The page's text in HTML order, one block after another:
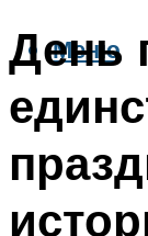
Меню
День